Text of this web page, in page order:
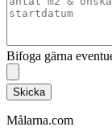
Bifoga gärna
Skicka
Målarna.com